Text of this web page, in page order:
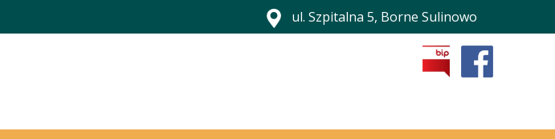
ul. Szpitalna 5, Borne Sulinowo